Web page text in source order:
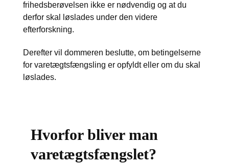
frihedsberøvelsen ikke er nødvendig og at du
derfor skal løslades under den videre
efterforskning.
Derefter vil dommeren beslutte, om betingelserne
for varetægtsfængsling er opfyldt eller om du skal
løslades.
Hvorfor bliver man
varetægtsfængslet?